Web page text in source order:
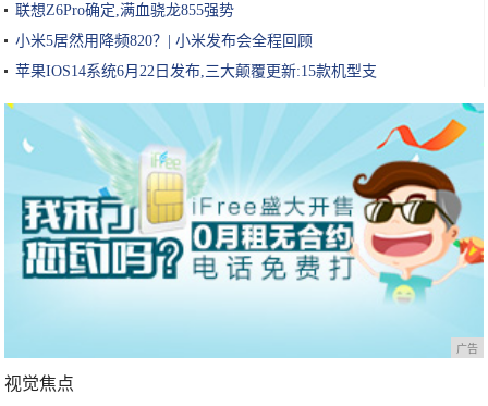
联想Z6Pro确定,满血骁龙855强势
小米5居然用降频820？| 小米发布会全程回顾
苹果IOS14系统6月22日发布,三大颠覆更新:15款机型支
广告
视觉焦点